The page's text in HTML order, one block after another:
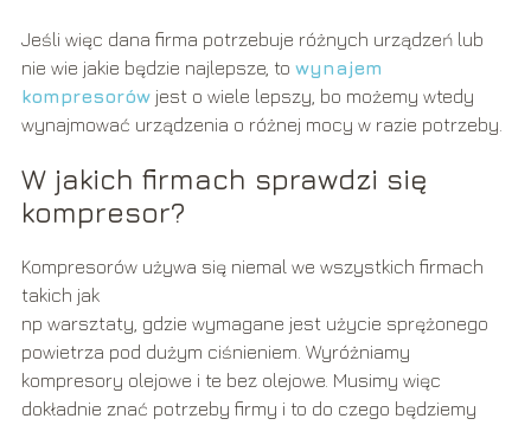
Jeśli więc dana firma potrzebuje różnych urządzeń lub
nie wie jakie będzie najlepsze, to wynajem
kompresorówjest o wiele lepszy, bo możemy wtedy
wynajmować urządzenia o różnej mocy w razie potrzeby.
W jakich firmach sprawdzi się
kompresor?
Kompresorów używa się niemal we wszystkich firmach
takich jak
np warsztaty, gdzie wymagane jest użycie sprężonego
powietrza pod dużym ciśnieniem. Wyróżniamy
kompresory olejowe i te bez olejowe. Musimy więc
dokładnie znać potrzeby firmy i to do czego będziemy